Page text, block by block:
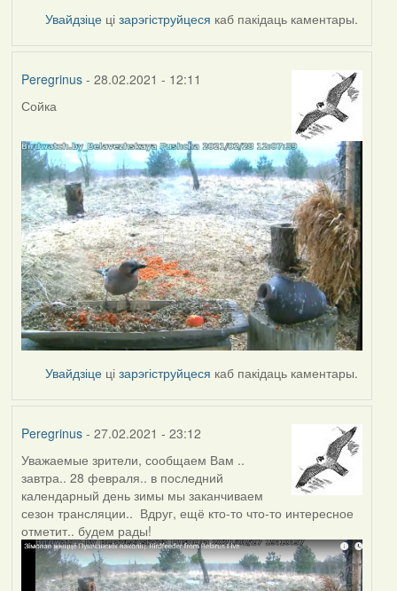
Увайдзіце цізарэгіструйцеся каб пакідаць каментары.
Peregrinus- 28.02.2021 - 12:11
Сойка
Увайдзіце цізарэгіструйцеся каб пакідаць каментары.
Peregrinus- 27.02.2021 - 23:12
Уважаемые зрители, сообщаем Вам ..
завтра.. 28 февраля.. в последний
календарный день зимы мы заканчиваем
сезон трансляции.. Вдруг, ещё кто-то что-то интересное
отметит.. будем рады!